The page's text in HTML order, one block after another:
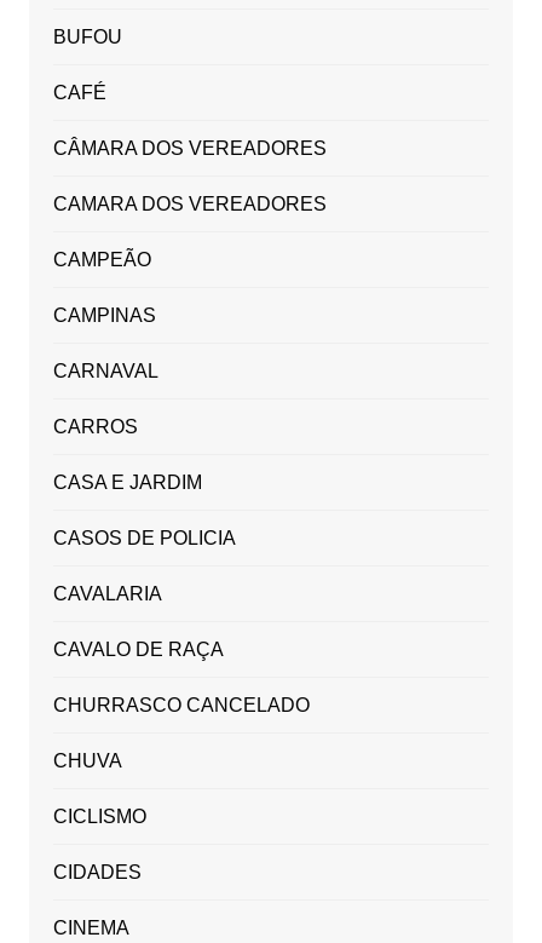
BUFOU
CAFÉ
CÂMARA DOS VEREADORES
CAMARA DOS VEREADORES
CAMPEÃO
CAMPINAS
CARNAVAL
CARROS
CASA E JARDIM
CASOS DE POLICIA
CAVALARIA
CAVALO DE RAÇA
CHURRASCO CANCELADO
CHUVA
CICLISMO
CIDADES
CINEMA